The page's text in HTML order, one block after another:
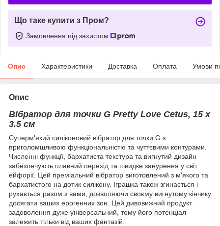
Що таке купити з Пром?
Замовлення під захистом
Опис Характеристики Доставка Оплата Умови
Опис
Вібратор для точки G Pretty Love Cetus, 15 х
3.5 см
Суперм'який силіконовий вібратор для точки G з
приголомшливою функціональністю та чуттєвими контурами.
Численні функції, бархатиста текстура та вигнутий дизайн
забезпечують плавний перехід та швидке занурення у світ
ейфорії. Цей преміальний вібратор виготовлений з м'якого та
бархатистого на дотик силікону. Іграшка також згинається і
рухається разом з вами, дозволяючи своєму вигнутому кінчику
досягати ваших ерогенних зон. Цей дивовижний продукт
задоволення дуже універсальний, тому його потенціал
залежить тільки від ваших фантазій.